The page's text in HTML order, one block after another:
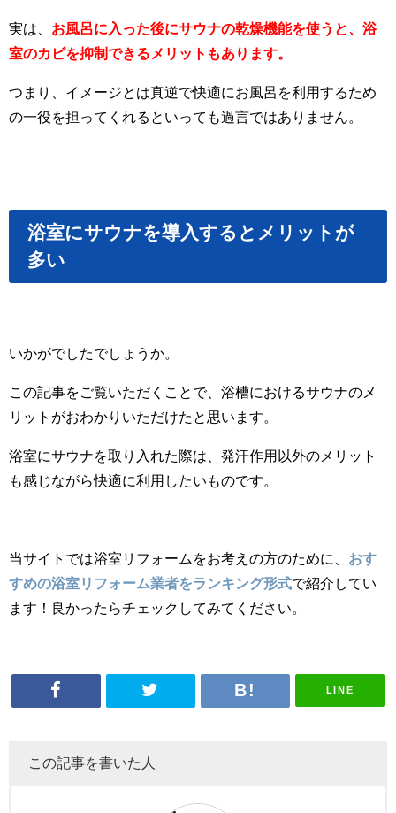
実は、 お風呂に入った後にサウナの乾燥機能を使うと、浴
室のカビを抑制できるメリットもあります。
つまり、イメージとは真逆で快適にお風呂を利用するため
の一役を担ってくれるといっても過言ではありません。
浴室にサウナを導入するとメリットが
多い
いかがでしたでしょうか。
この記事をご覧いただくことで、浴槽におけるサウナのメ
リットがおわかりいただけたと思います。
浴室にサウナを取り入れた際は、発汗作用以外のメリット
も感じながら快適に利用したいものです。
当サイトでは浴室リフォームをお考えの方のために、
おす
すめの浴室リフォーム業者をランキング形式で紹介してい
ます！良かったらチェックしてみてください。
LINE
この記事を書いた人